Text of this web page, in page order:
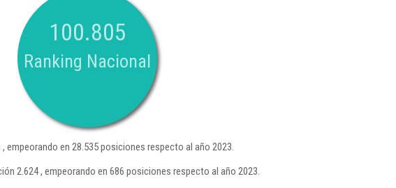
100.805
Ranking Nacional
empeorando en 28.535 posiciones respecto al año 2023.
2.624 , empeorando en 686 posiciones respecto al año 2023.